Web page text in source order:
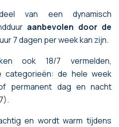
van een dynamisch
aanbevolen door de
7 dagen per week kan zijn.
ook 18/7 vermelden,
categorieën: de hele week
permanent dag en nacht
en wordt warm tijdens